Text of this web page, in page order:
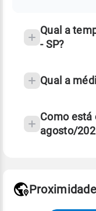
Qual a
- SP?
Qual a
Como está
agosto/